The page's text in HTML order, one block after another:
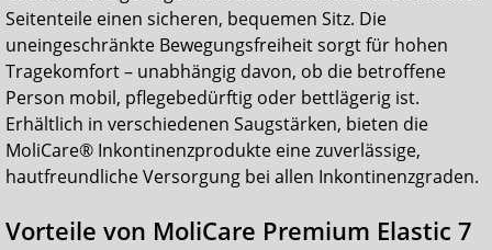
Seitenteile einen sicheren, bequemen Sitz. Die
uneingeschränkte Bewegungsfreiheit sorgt für hohen
Tragekomfort – unabhängig davon, ob die betroffene
Person mobil, pflegebedürftig oder bettlägerig ist.
Erhältlich in verschiedenen Saugstärken, bieten die
MoliCare® Inkontinenzprodukte eine zuverlässige,
hautfreundliche Versorgung bei allen Inkontinenzgraden.
Vorteile von MoliCare Premium Elastic 7